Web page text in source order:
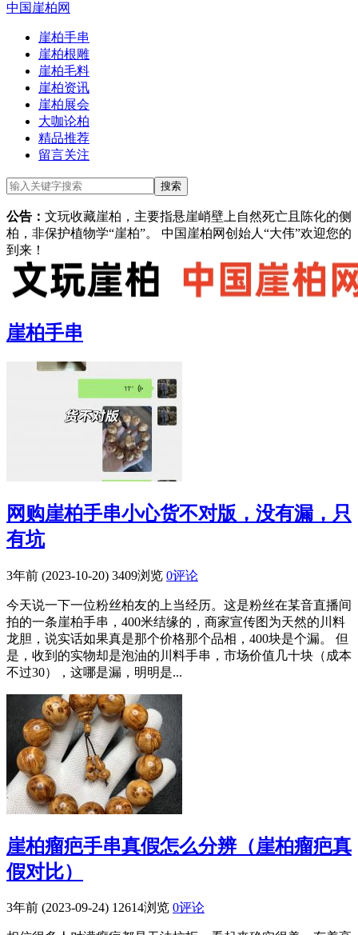
中国崖柏网
崖柏手串
崖柏根雕
崖柏毛料
崖柏资讯
崖柏展会
大咖论柏
精品推荐
留言关注
公告： 文玩收藏崖柏，主要指悬崖峭壁上自然死亡且陈化的侧
柏，非保护植物学“崖柏”。 中国崖柏网创始人“大伟”欢迎您的
到来！
崖柏手串
网购崖柏手串小心货不对版，没有漏，只
有坑
3年前 (2023-10-20) 3409浏览 0评论
今天说一下一位粉丝柏友的上当经历。这是粉丝在某音直播间
拍的一条崖柏手串，400米结缘的，商家宣传图为天然的川料
龙胆，说实话如果真是那个价格那个品相，400块是个漏。 但
是，收到的实物却是泡油的川料手串，市场价值几十块（成本
不过30），这哪是漏，明明是...
崖柏瘤疤手串真假怎么分辨（崖柏瘤疤真
假对比）
3年前 (2023-09-24) 12614浏览 0评论